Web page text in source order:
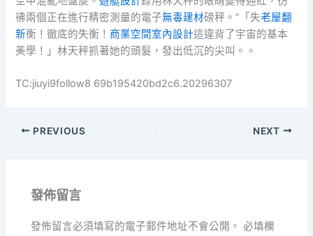
彿兩個正在進行精密測量的電子無毒建材磅秤。”「失老屋翻
新衡！徹底的失衡！商業空間室內設計這違背了宇宙的基本
美學！」林天秤抓著她的頭髮，發出低沉的尖叫。。
TC:jiuyi9follow8 69b195420bd2c6.20296307
PREVIOUS NEXT
發佈留言
發佈留言必須填寫的電子郵件地址不會公開。 必填欄